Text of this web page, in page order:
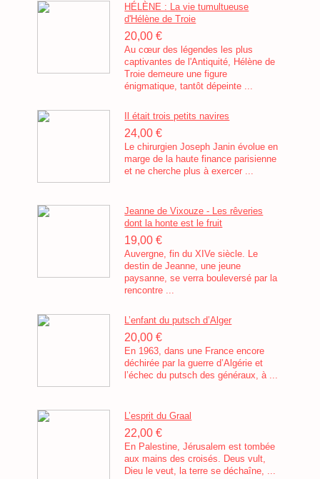
HÉLÈNE : La vie tumultueuse
d'Hélène de Troie
20,00 €
Au cœur des légendes les plus
captivantes de l'Antiquité, Hélène de
Troie demeure une figure
énigmatique, tantôt dépeinte ...
Il était trois petits navires
24,00 €
Le chirurgien Joseph Janin évolue en
marge de la haute finance parisienne
et ne cherche plus à exercer ...
Jeanne de Vixouze - Les rêveries
dont la honte est le fruit
19,00 €
Auvergne, fin du XIVe siècle. Le
destin de Jeanne, une jeune
paysanne, se verra bouleversé par la
rencontre ...
L’enfant du putsch d’Alger
20,00 €
En 1963, dans une France encore
déchirée par la guerre d’Algérie et
l’échec du putsch des généraux, à ...
L’esprit du Graal
22,00 €
En Palestine, Jérusalem est tombée
aux mains des croisés. Deus vult,
Dieu le veut, la terre se déchaîne, ...